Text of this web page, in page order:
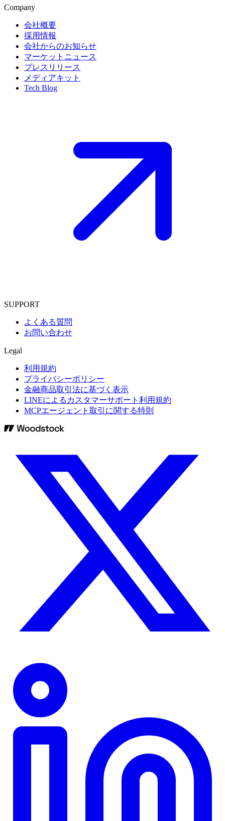
Company
会社概要
採用情報
会社からのお知らせ
マーケットニュース
プレスリリース
メディアキット
Tech Blog
SUPPORT
よくある質問
お問い合わせ
Legal
利用規約
プライバシーポリシー
金融商品取引法に基づく表示
LINEによるカスタマーサポート利用規約
MCPエージェント取引に関する特則